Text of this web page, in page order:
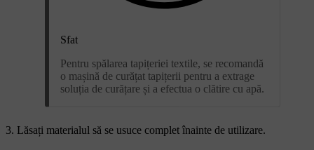
Sfat
Pentru spălarea tapițeriei textile, se recomandă
o mașină de curățat tapițerii pentru a extrage
soluția de curățare și a efectua o clătire cu apă.
Lăsați materialul să se usuce complet înainte de utilizare.